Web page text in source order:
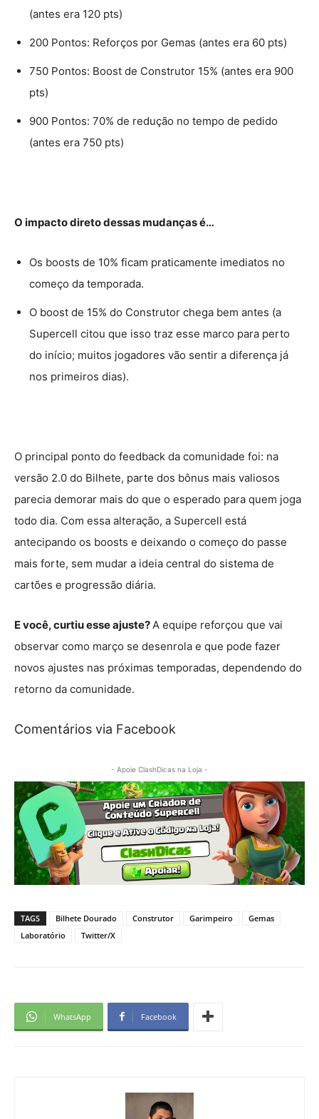
(antes era 120 pts)
200 Pontos: Reforços por Gemas (antes era 60 pts)
750 Pontos: Boost de Construtor 15% (antes era 900
pts)
900 Pontos: 70% de redução no tempo de pedido
(antes era 750 pts)
O impacto direto dessas mudanças é…
Os boosts de 10% ficam praticamente imediatos no
começo da temporada.
O boost de 15% do Construtor chega bem antes (a
Supercell citou que isso traz esse marco para perto
do início; muitos jogadores vão sentir a diferença já
nos primeiros dias).
O principal ponto do feedback da comunidade foi: na
versão 2.0 do Bilhete, parte dos bônus mais valiosos
parecia demorar mais do que o esperado para quem joga
todo dia. Com essa alteração, a Supercell está
antecipando os boosts e deixando o começo do passe
mais forte, sem mudar a ideia central do sistema de
cartões e progressão diária.
E você, curtiu esse ajuste?A equipe reforçou que vai
observar como março se desenrola e que pode fazer
novos ajustes nas próximas temporadas, dependendo do
retorno da comunidade.
Comentários via Facebook
- Apoie ClashDicas na Loja -
TAGS Bilhete Dourado Construtor Garimpeiro
Gemas
Laboratório
Twitter/X
WhatsApp Facebook